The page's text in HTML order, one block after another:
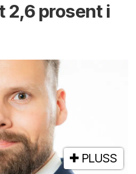
2,6 prosent i
PLUSS